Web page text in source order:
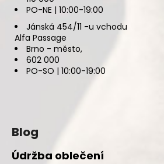
PO-NE | 10:00-19:00
Jánská 454/11 -u vchodu
Alfa Passage
Brno - město,
602 000
PO-SO | 10:00-19:00
Blog
Údržba oblečení